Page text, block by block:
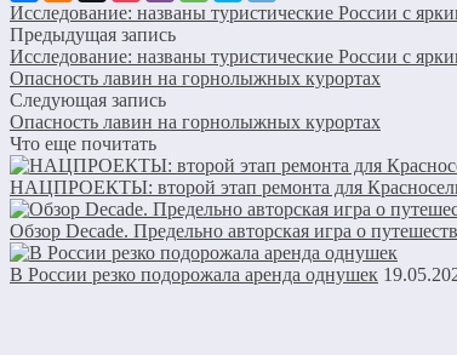
Исследование: названы туристические России с
Предыдущая запись
Исследование: названы туристические России с
Опасность лавин на горнолыжных курортах
Следующая запись
Опасность лавин на горнолыжных курортах
Что еще почитать
НАЦПРОЕКТЫ: второй этап ремонта для
Обзор Decade. Предельно авторская игра о
В России резко подорожала аренда однушек